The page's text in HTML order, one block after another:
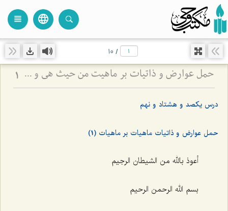
language
view_headline
/
10
حمل عوارض و ذاتیات بر ماهیت من حیث هی و نسبت آن با امکان ذاتی - بررسی اشکال ارتفاع نقیضین در مسئله امکان 1
درس یکصد و هشتاد و نهم
حمل عوارض و ذاتیات ماهیات بر ماهیات (1)
أعوذ بالله من الشیطان الرجیم
بسم الله الرحمن الرحیم